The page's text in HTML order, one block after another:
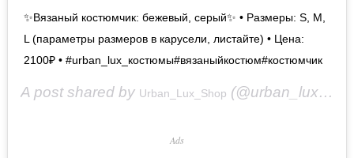
✨Вязаный костюмчик: бежевый, серый✨ • Размеры: S, M,
L (параметры размеров в карусели, листайте) • Цена:
2100₽ • #urban_lux_костюмы#вязаныйкостюм#костюмчик
A post shared by Urban_Lux_Shop (@urban_lux_shop) on
Ads